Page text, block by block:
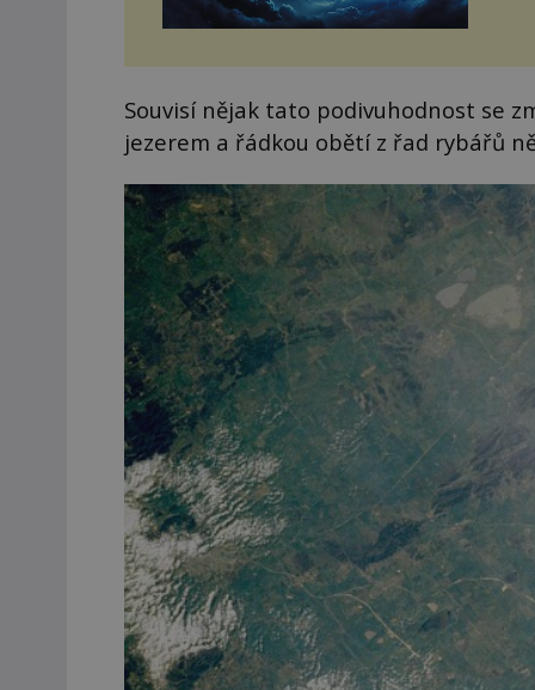
Souvisí nějak tato podivuhodnost se
jezerem a řádkou obětí z řad rybářů